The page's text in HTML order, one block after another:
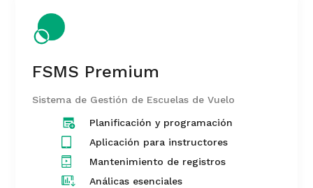
FSMS Premium
Sistema de Gestión de Escuelas de Vuelo
Planificación y programación
Aplicación para instructores
Mantenimiento de registros
Análicas esenciales